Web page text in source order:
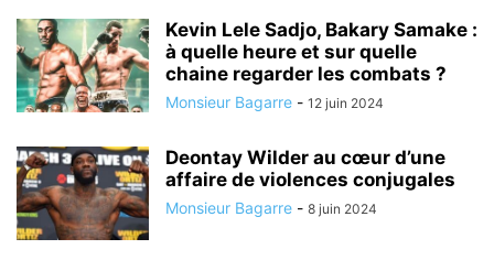
Kevin Lele Sadjo, Bakary Samake :
à quelle heure et sur quelle
chaine regarder les combats ?
Monsieur Bagarre - 12 juin 2024
Deontay Wilder au cœur d’une
affaire de violences conjugales
Monsieur Bagarre - 8 juin 2024